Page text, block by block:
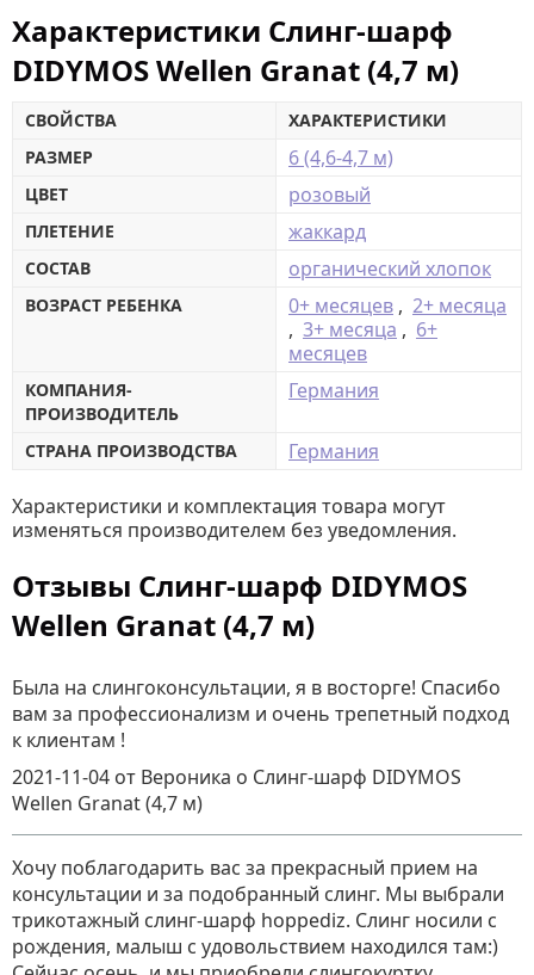
Характеристики Слинг-шарф
DIDYMOS Wellen Granat (4,7 м)
СВОЙСТВА
ХАРАКТЕРИСТИКИ
РАЗМЕР
6 (4,6-4,7 м)
ЦВЕТ розовый
ПЛЕТЕНИЕ жаккард
СОСТАВ органический хлопок
ВОЗРАСТ РЕБЕНКА 0+ месяцев , 2+ месяца
, 3+ месяца , 6+
месяцев
КОМПАНИЯ-
ПРОИЗВОДИТЕЛЬ
Германия
СТРАНА ПРОИЗВОДСТВА Германия
Характеристики и комплектация товара могут
изменяться производителем без уведомления.
Отзывы Слинг-шарф DIDYMOS
Wellen Granat (4,7 м)
Была на слингоконсультации, я в восторге! Спасибо
вам за профессионализм и очень трепетный подход
к клиентам !
2021-11-04 от Вероника о Слинг-шарф DIDYMOS
Wellen Granat (4,7 м)
Хочу поблагодарить вас за прекрасный прием на
консультации и за подобранный слинг. Мы выбрали
трикотажный слинг-шарф hoppediz. Слинг носили с
рождения, малыш с удовольствием находился там:)